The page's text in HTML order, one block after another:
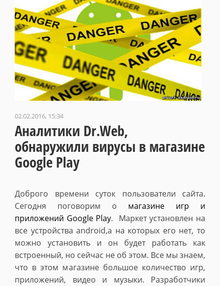
02.02.2016, 15:34
Аналитики Dr.Web,
обнаружили вирусы в магазине
Google Play
Доброго времени суток пользователи сайта.
Сегодня поговорим о магазине игр и
приложений Google Play. Маркет установлен на
все устройства android,а на которых его нет, то
можно установить и он будет работать как
встроенный, но сейчас не об этом. Все мы знаем,
что в этом магазине большое количество игр,
приложений, видео и музыки. Разработчики